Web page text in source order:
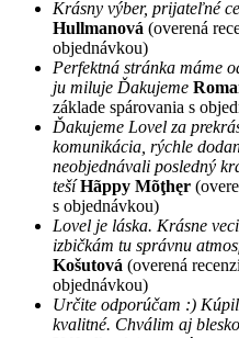
Krásny výber, prijateľné
Hullmanová (overená
objednávkou)
Perfektná stránka máme
ju miluje Ďakujeme
základe spárovania s
Ďakujeme Lovel za
komunikácia, rýchle
neobjednávali posledný
tešíHãppy Mõţhęr
s objednávkou)
Lovel je láska. Krásne
izbičkám tu správnu
Košutová (overená
objednávkou)
Určite odporúčam :)
kvalitné. Chválim aj